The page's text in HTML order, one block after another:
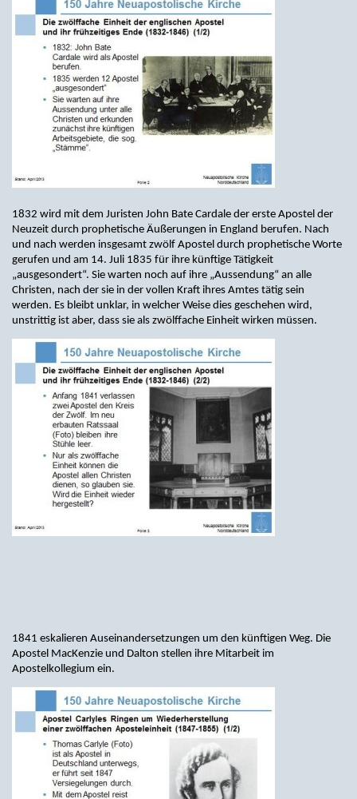
1832 wird mit dem Juristen John Bate Cardale der erste Apostel der
Neuzeit durch prophetische Äußerungen in England berufen. Nach
und nach werden insgesamt zwölf Apostel durch prophetische Worte
gerufen und am 14. Juli 1835 für ihre künftige Tätigkeit
„ausgesondert“. Sie warten noch auf ihre „Aussendung“ an alle
Christen, nach der sie in der vollen Kraft ihres Amtes tätig sein
werden. Es bleibt unklar, in welcher Weise dies geschehen wird,
unstrittig ist aber, dass sie als zwölffache Einheit wirken müssen.
1841 eskalieren Auseinandersetzungen um den künftigen Weg. Die
Apostel MacKenzie und Dalton stellen ihre Mitarbeit im
Apostelkollegium ein.